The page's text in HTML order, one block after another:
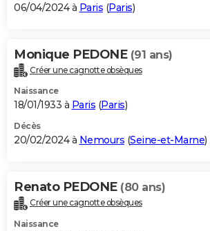
06/04/2024 à Paris (Paris)
Monique PEDONE (91 ans)
Créer une cagnotte obsèques
Naissance
18/01/1933 à Paris (Paris)
Décès
20/02/2024 à Nemours (Seine-et-Marne)
Renato PEDONE (80 ans)
Créer une cagnotte obsèques
Naissance